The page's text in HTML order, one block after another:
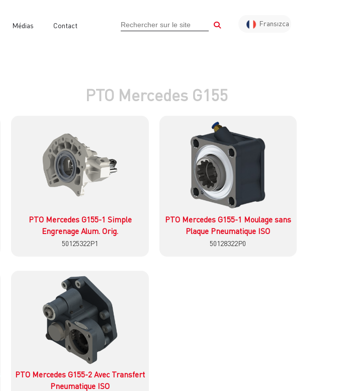
Médias Contact
Fransızca
PTO Mercedes G155
PTO Mercedes G155-1 Simple
Engrenage Alum. Orig.
50125322P1
PTO Mercedes G155-1 Moulage sans
Plaque Pneumatique ISO
50128322P0
PTO Mercedes G155-2 Avec Transfert
Pneumatique ISO